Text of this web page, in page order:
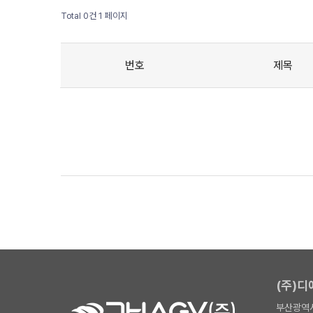
Total 0건 1 페이지
번호 제목
(주)디
부산광